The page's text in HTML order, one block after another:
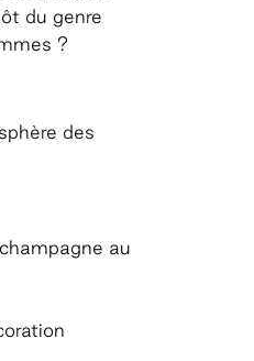
du genre
?
des
au